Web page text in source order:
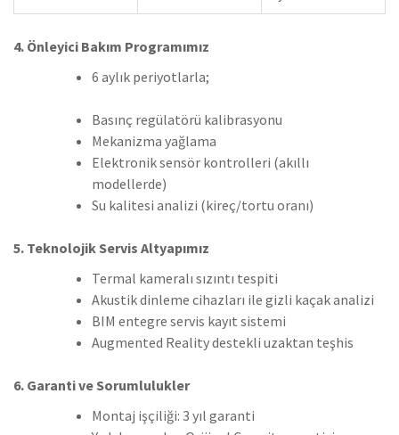
4. Önleyici Bakım Programımız
6 aylık periyotlarla;
Basınç regülatörü kalibrasyonu
Mekanizma yağlama
Elektronik sensör kontrolleri (akıllı
modellerde)
Su kalitesi analizi (kireç/tortu oranı)
5. Teknolojik Servis Altyapımız
Termal kameralı sızıntı tespiti
Akustik dinleme cihazları ile gizli kaçak analizi
BIM entegre servis kayıt sistemi
Augmented Reality destekli uzaktan teşhis
6. Garanti ve Sorumlulukler
Montaj işçiliği: 3 yıl garanti